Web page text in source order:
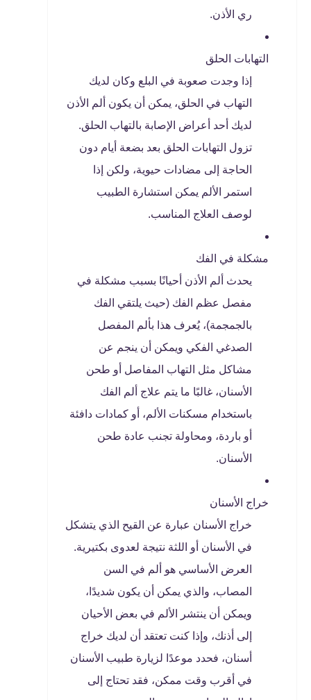
ري الأذن.
التهابات الحلق
إذا وجدت صعوبة في البلع وكان لديك
التهاب في الحلق، يمكن أن يكون ألم الأذن
لديك أحد أعراض الإصابة بالتهاب الحلق.
تزول التهابات الحلق بعد بضعة أيام دون
الحاجة إلى مضادات حيوية، ولكن إذا
استمر الألم يمكن استشارة الطبيب
لوصف العلاج المناسب.
مشكلة في الفك
يحدث ألم الأذن أحيانًا بسبب مشكلة في
مفصل عظم الفك (حيث يلتقي الفك
بالجمجمة)، يُعرف هذا بألم المفصل
الصدغي الفكي ويمكن أن ينجم عن
مشاكل مثل التهاب المفاصل أو طحن
الأسنان، غالبًا ما يتم علاج ألم الفك
باستخدام مسكنات الألم، أو كمادات دافئة
أو باردة، ومحاولة تجنب عادة طحن
الأسنان.
خراج الأسنان
خراج الأسنان عبارة عن القيح الذي يتشكل
في الأسنان أو اللثة نتيجة لعدوى بكتيرية.
العرض الأساسي هو ألم في السن
المصاب، والذي يمكن أن يكون شديدًا،
ويمكن أن ينتشر الألم في بعض الأحيان
إلى أذنك، وإذا كنت تعتقد أن لديك خراج
أسنان، فحدد موعدًا لزيارة طبيب الأسنان
في أقرب وقت ممكن، فقد تحتاج إلى